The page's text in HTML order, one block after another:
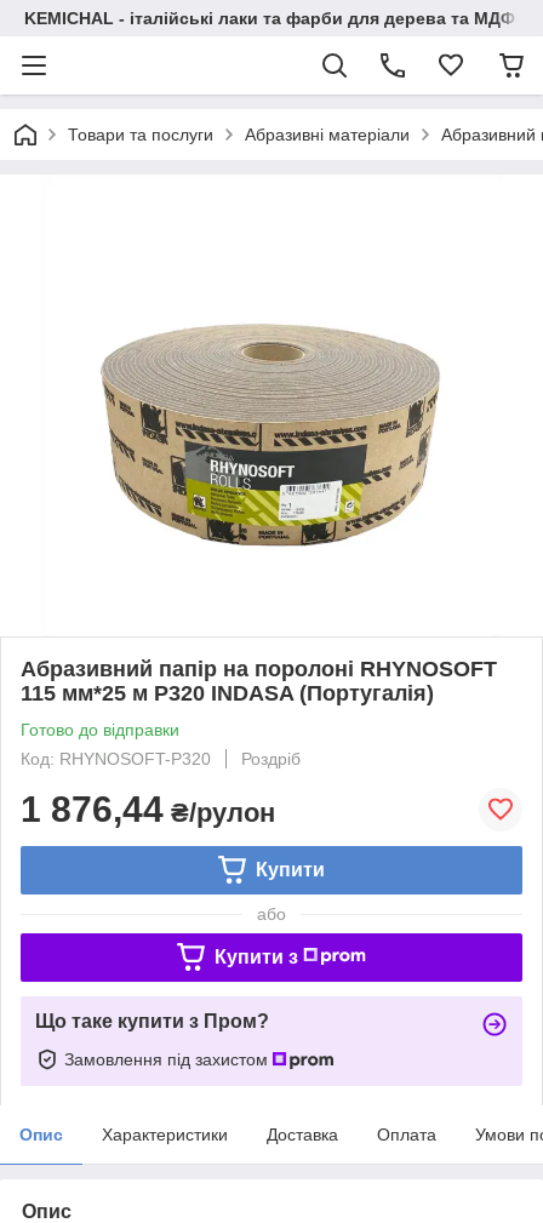
KEMICHAL - італійські лаки та фарби для дерева та МДФ
Товари та послуги Абразивні матеріали Абразивний
Абразивний папір на поролоні RHYNOSOFT
115 мм*25 м P320 INDASA (Португалія)
Готово до відправки
Код: RHYNOSOFT-P320
Роздріб
1 876,44 ₴/рулон
Купити
або
Купити з
Що таке купити з Пром?
Замовлення під захистом
Опис Характеристики Доставка Оплата Умови
Опис